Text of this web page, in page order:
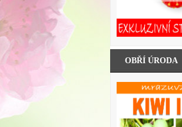
OBŘÍ ÚRODA